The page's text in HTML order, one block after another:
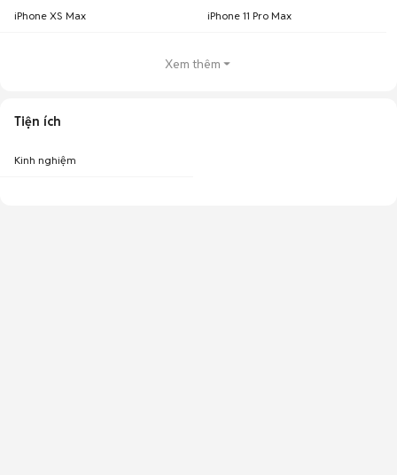
iPhone XS Max iPhone 11 Pro Max
Xem thêm
Tiện ích
Kinh nghiệm